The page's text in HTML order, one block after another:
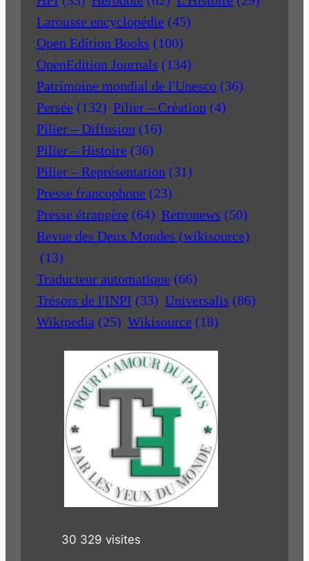
Larousse encyclopédie (45)
Open Edition Books (100)
OpenEdition Journals (134)
Patrimoine mondial de l'Unesco (36)
Persée (132) Pilier – Création (4)
Pilier – Diffusion (16)
Pilier – Histoire (36)
Pilier – Représentation (31)
Presse francophone (23)
Presse étrangère (64) Retronews (50)
Revue des Deux Mondes (wikisource)
(13)
Traducteur automatique (66)
Trésors de l'INPI (33) Universalis (86)
Wikipedia (25) Wikisource (18)
30 329 visites